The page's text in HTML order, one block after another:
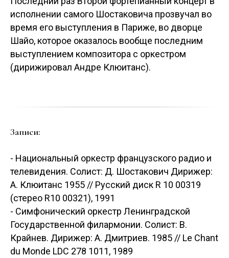
исполнении самого Шостаковича прозвучал во
время его выступления в Париже, во дворце
Шайо, которое оказалось вообще последним
выступлением композитора с оркестром
(дирижировал Андре Клюитанс).
Записи:
- Национальный оркестр французского радио и
телевидения. Солист: Д. Шостакович Дирижер:
А. Клюитанс 1955 // Русский диск R 10 00319
(стерео R10 00321), 1991
- Симфонический оркестр Ленинградской
Государственной филармонии. Солист: В.
Крайнев. Дирижер: А. Дмитриев. 1985 // Le Chant
du Monde LDC 278 1011, 1989